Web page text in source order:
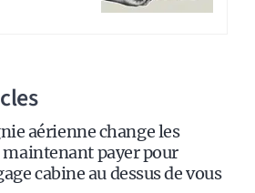
aérienne change les
payer pour
cabine au dessus de vous